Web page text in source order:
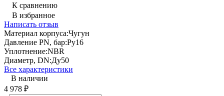
К сравнению
В избранное
Написать отзыв
Материал корпуса:Чугун
Давление PN, бар:Ру16
Уплотнение:NBR
Диаметр, DN:Ду50
Все характеристики
В наличии
4 978 ₽